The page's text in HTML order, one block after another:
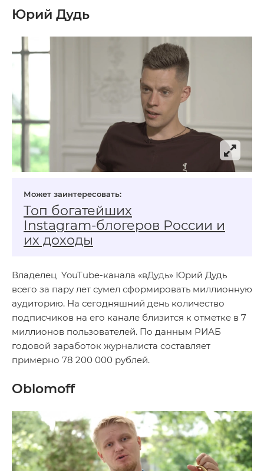
Юрий Дудь
Топ богатейших
Instagram‑блогеров России и
их доходы
Владелец YouTube-канала «вДудь» Юрий Дудь
всего за пару лет сумел сформировать миллионную
аудиторию. На сегодняшний день количество
подписчиков на его канале близится к отметке в 7
миллионов пользователей. По данным РИАБ
годовой заработок журналиста составляет
примерно 78 200 000 рублей.
Oblomoff